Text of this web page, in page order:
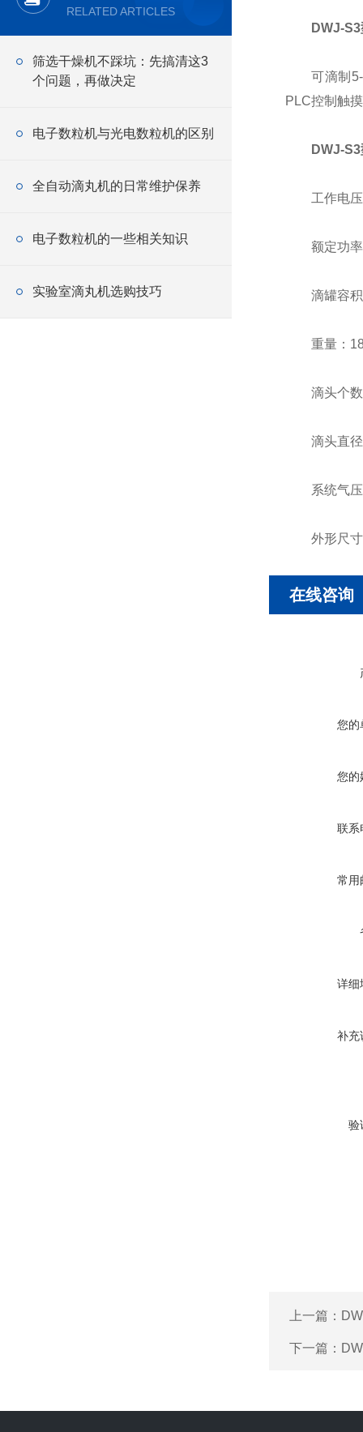
RELATED ARTICLES
筛选干燥机不踩坑：先搞清这3
个问题，再做决定
电子数粒机与光电数粒机的区别
全自动滴丸机的日常维护保养
电子数粒机的一些相关知识
实验室滴丸机选购技巧
DWJ-
可滴制5-
PLC控制触
DWJ-
工作电压
额定功率
滴罐容积
重量：
滴头个数
滴头直径
系统气压
外形尺寸：
在线咨询
您的
您的
联系
常用
详细
补充
验
上一篇：
下一篇：